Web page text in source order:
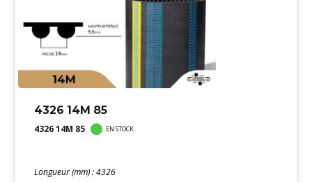
4326 14M 85
4326 14M 85 EN STOCK
Longueur (mm) : 4326